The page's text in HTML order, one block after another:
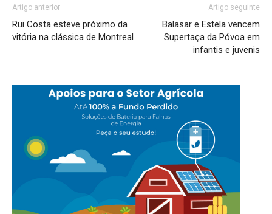
Artigo anterior
Rui Costa esteve próximo da
vitória na clássica de Montreal
Artigo seguinte
Balasar e Estela vencem
Supertaça da Póvoa em
infantis e juvenis